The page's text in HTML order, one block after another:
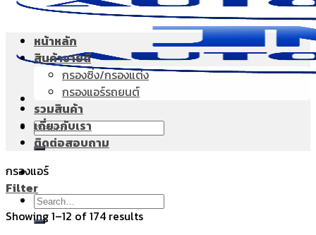
Search
for:
Search
for:
หน้าหลัก
สินค้าขายดี
กรองซิ่ง/กรองแต่ง
กรองแอร์รถยนต์
รวมสินค้า
เกี่ยวกับเรา
ติดต่อสอบถาม
กรองแอร์
Filter
Showing 1–12 of 174 results